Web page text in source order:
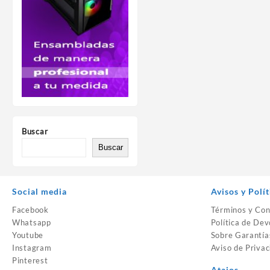
Buscar
Buscar
Social media
Facebook
Whatsapp
Youtube
Instagram
Pinterest
Avisos y
Términos y
Política de
Sobre
Aviso de